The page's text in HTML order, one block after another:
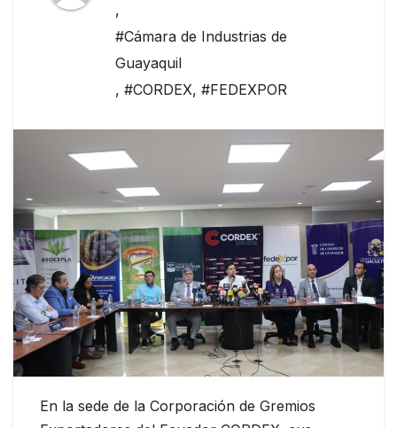
,
#Cámara de Industrias de
Guayaquil
, #CORDEX, #FEDEXPOR
En la sede de la Corporación de Gremios